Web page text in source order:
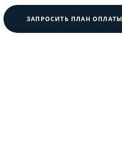
ЗАПРОСИТЬ ПЛАН ОПЛАТЫ